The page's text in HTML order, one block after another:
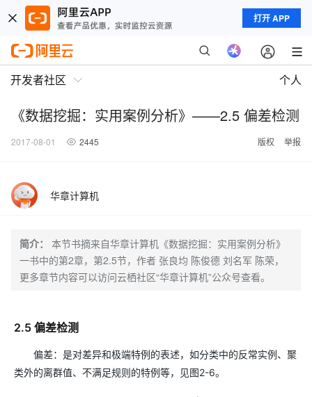
打开 APP
开发者社区 个人
《数据挖掘：实用案例分析》——2.5 偏差检测
2017-08-01 2445 版权 举报
华章计算机
简介：
本节书摘来自华章计算机《数据挖掘：实用案例分析》
一书中的第2章，第2.5节，作者 张良均 陈俊德 刘名军 陈荣，
更多章节内容可以访问云栖社区“华章计算机”公众号查看。
2.5 偏差检测
偏差：是对差异和极端特例的表述，如分类中的反常实例、聚
类外的离群值、不满足规则的特例等，见图2-6。